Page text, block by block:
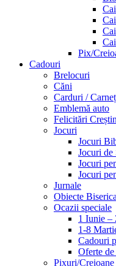
Pix/
Cadouri
Brelocuri
Căni
Carduri /
Emblemă auto
Felicitări
Jocuri
Jocuri
Jocuri de
Jocuri
Jocuri
Jurnale
Obiecte Biserica
Ocazii speciale
1 Iunie –
1-8
Cadouri
Oferte
Pixuri/Creioane